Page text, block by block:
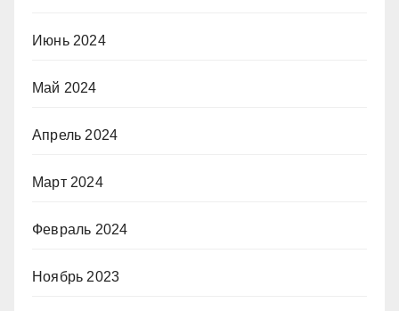
Июнь 2024
Май 2024
Апрель 2024
Март 2024
Февраль 2024
Ноябрь 2023